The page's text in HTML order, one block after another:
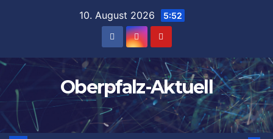
10. August 2026 5:52
Oberpfalz-Aktuell